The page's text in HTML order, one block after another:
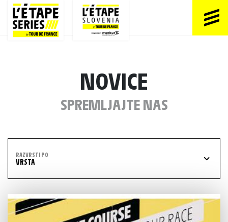
NOVICE
SPREMLJAJTE NAS
RAZVRSTI PO
VRSTA